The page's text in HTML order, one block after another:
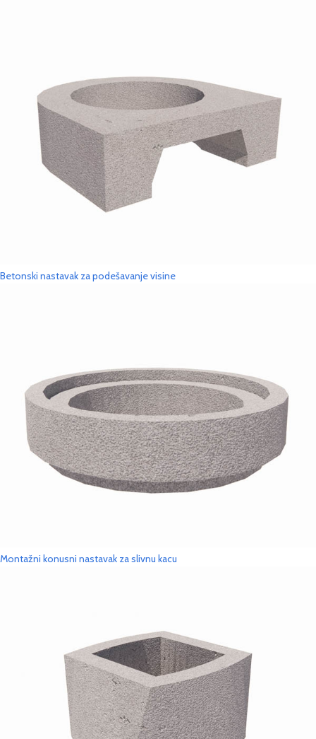
Betonski nastavak za podešavanje visine
Montažni konusni nastavak za slivnu kacu